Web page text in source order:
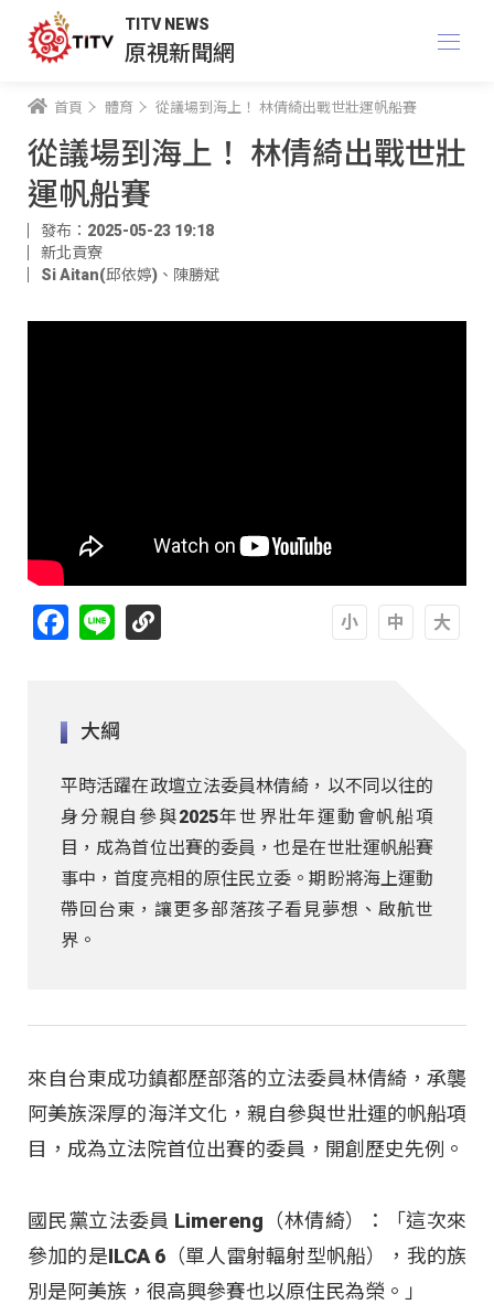
TITV NEWS
原視新聞網
首頁 體育 從議場到海上！ 林倩綺出戰世壯運帆船賽
從議場到海上！ 林倩綺出戰世壯
運帆船賽
發布：2025-05-23 19:18
新北貢寮
Si Aitan(邱依婷) 、 陳勝斌
Facebook
Line
大綱
平時活躍在政壇立法委員林倩綺，以不同以往的
身分親自參與2025年世界壯年運動會帆船項
目，成為首位出賽的委員，也是在世壯運帆船賽
事中，首度亮相的原住民立委。期盼將海上運動
帶回台東，讓更多部落孩子看見夢想、啟航世
界。
來自台東成功鎮都歷部落的立法委員林倩綺，承襲
阿美族深厚的海洋文化，親自參與世壯運的帆船項
目，成為立法院首位出賽的委員，開創歷史先例。
國民黨立法委員 Limereng（林倩綺）：「這次來
參加的是ILCA 6（單人雷射輻射型帆船），我的族
別是阿美族，很高興參賽也以原住民為榮。」